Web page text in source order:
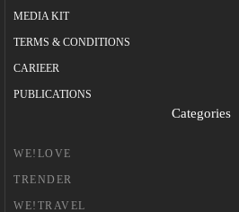
MEDIA KIT
TERMS & CONDITIONS
CARIEER
PUBLICATIONS
Categories
WE!LOVE
TRENDER
WE!TRAVEL